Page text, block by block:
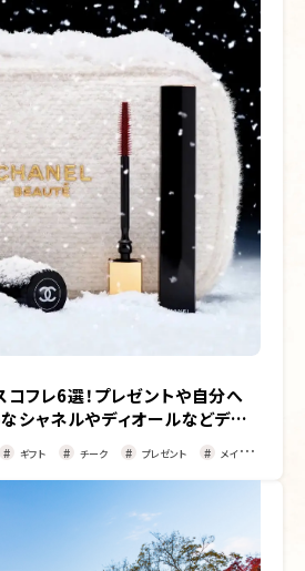
フレ6選！プレゼントや自分へ
シャネルやディオールなどデパ
ギフト チーク プレゼント メイク